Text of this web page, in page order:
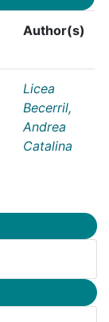
Author(s)
Licea
Becerril,
Andrea
Catalina